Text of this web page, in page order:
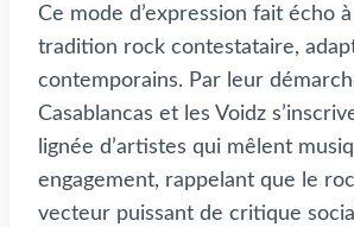
Ce mode d’expression fait écho
tradition rock contestataire,
contemporains. Par leur
Casablancas et les Voidz
lignée d’artistes qui mêlent
engagement, rappelant que le
vecteur puissant de critique